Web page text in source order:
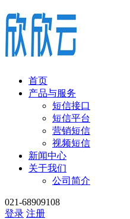
首页
产品与服务
短信接口
短信平台
营销短信
视频短信
新闻中心
关于我们
公司简介
021-68909108
登录 注册